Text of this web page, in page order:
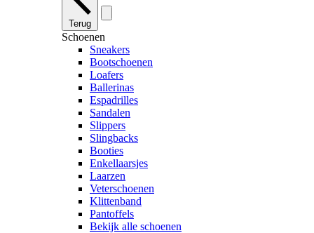
Terug
Schoenen
Sneakers
Bootschoenen
Loafers
Ballerinas
Espadrilles
Sandalen
Slippers
Slingbacks
Booties
Enkellaarsjes
Laarzen
Veterschoenen
Klittenband
Pantoffels
Bekijk alle schoenen